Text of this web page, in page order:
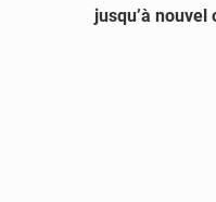
jusqu’à nouvel